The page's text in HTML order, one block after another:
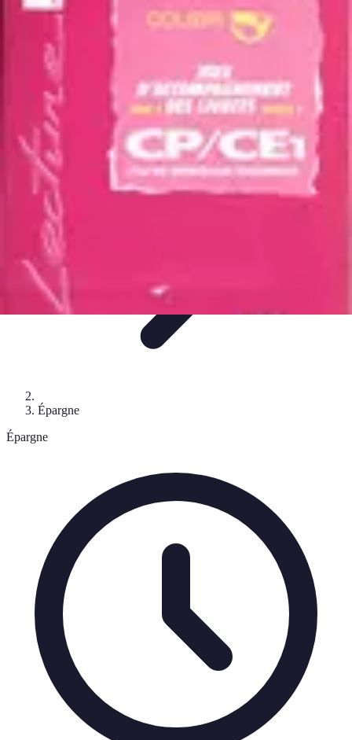
Optimise Mon Argent
Épargne
Épargne et
Investissements
Optimise Mon Argent
Épargne
Épargne